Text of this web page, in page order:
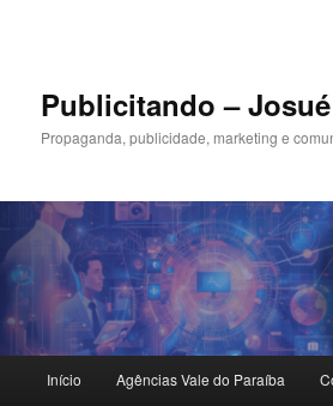
principalPublicitando –
Propaganda, publicidade, marketing e
principal
Início Agências Vale do Paraíba